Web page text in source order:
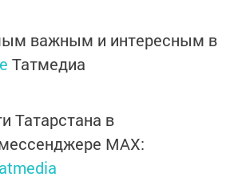
важным и интересным в
Татмедиа
Татарстана в
MАХ: